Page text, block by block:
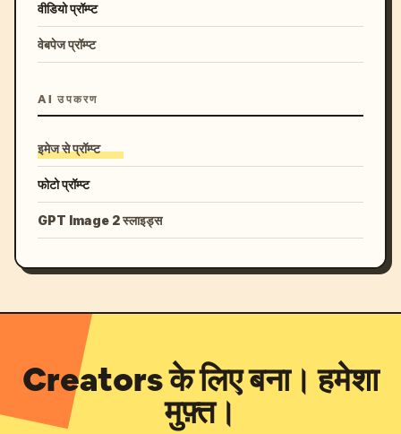
वीडियो प्रॉम्प्ट
वेबपेज प्रॉम्प्ट
AI उपकरण
इमेज से प्रॉम्प्ट
फोटो प्रॉम्प्ट
GPT Image 2 स्लाइड्स
Creators के लिए बना। हमेशा
मुफ़्त।